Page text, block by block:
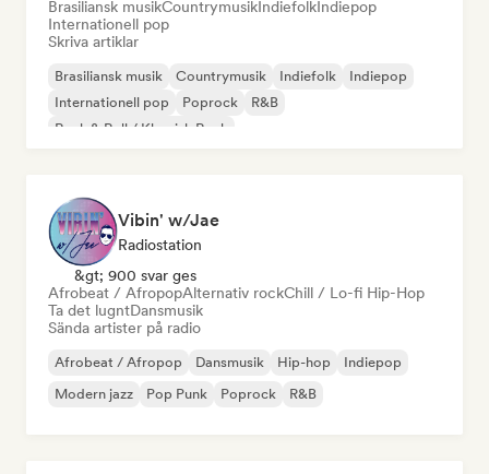
Brasiliansk musikCountrymusikIndiefolkIndiepop
Internationell pop
Skriva artiklar
Brasiliansk musik Countrymusik Indiefolk
Indiepop
Internationell pop
Poprock
R&B
Rock & Roll / Klassisk Rock
Vibin' w/Jae
Radiostation
&gt; 900 svar ges
Afrobeat / AfropopAlternativ rockChill / Lo-fi Hip-Hop
Ta det lugntDansmusik
Sända artister på radio
Afrobeat / Afropop Dansmusik Hip-hop
Indiepop
Modern jazz
Pop Punk Poprock R&B